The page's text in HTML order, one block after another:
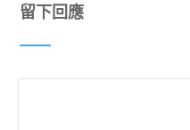
留下回應